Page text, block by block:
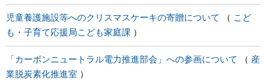
児童養護施設等へのクリスマスケーキの寄贈について
こど
も・子育て応援局こども家庭課
「カーボンニュートラル電力推進部会」への参画について
産
業脱炭素化推進室